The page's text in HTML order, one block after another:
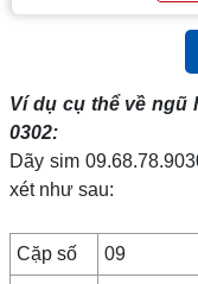
Ví dụ cụ thể về ngũ
0302:
Dãy sim
xét như sau:
Cặp số 09